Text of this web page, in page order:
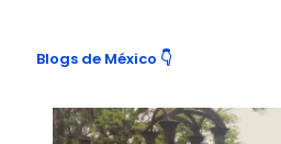
Blogs de México 👇